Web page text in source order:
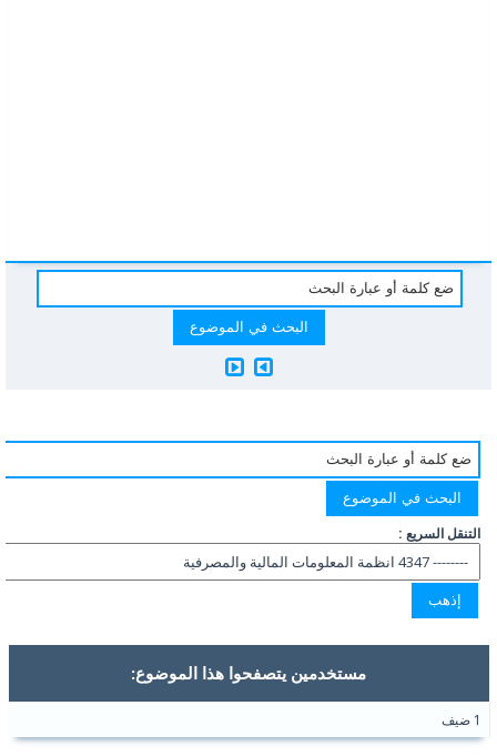
التنقل السريع :
مستخدمين يتصفحوا هذا الموضوع: